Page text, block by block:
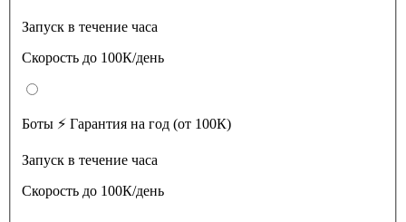
Запуск в течение часа
Скорость до 100К/день
Боты ⚡️ Гарантия на год (от 100К)
Запуск в течение часа
Скорость до 100К/день